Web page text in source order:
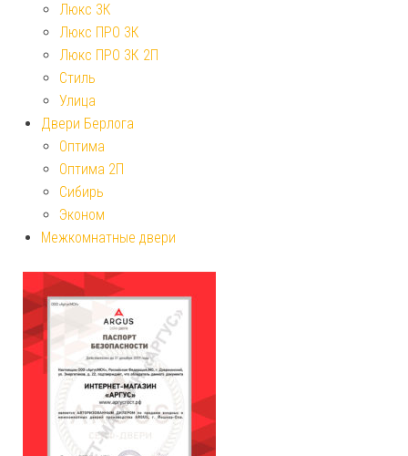
Люкс 3К
Люкс ПРО 3К
Люкс ПРО 3К 2П
Стиль
Улица
Двери Берлога
Оптима
Оптима 2П
Сибирь
Эконом
Межкомнатные двери